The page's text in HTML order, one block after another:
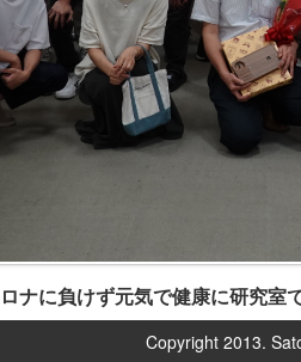
ナに負けず元気で健康に研究室
Copyright 2013.